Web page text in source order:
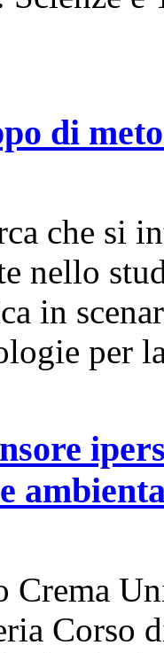
di
che si
nello
in
per
Crema
Corso